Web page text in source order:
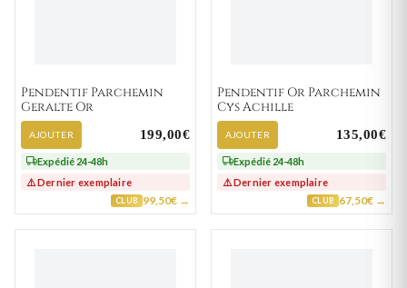
Pendentif Parchemin
Geralte Or
AJOUTER 199,00€
Expédié 24-48h
⚠️ Dernier exemplaire
CLUB 99,50€ →
Pendentif Or Parchemin
Cys Achille
AJOUTER 135,00€
Expédié 24-48h
⚠️ Dernier exemplaire
CLUB 67,50€ →